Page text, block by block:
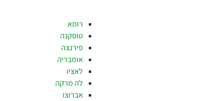
רומא
טוסקנה
פירנצה
אומבריה
לאציו
לה מרקה
אברוצו